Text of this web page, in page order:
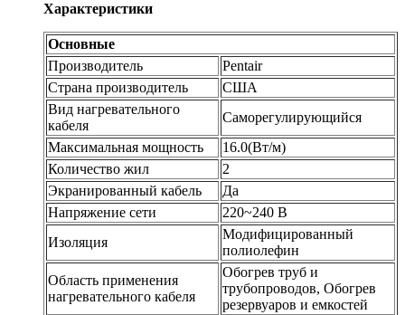
Характеристики
Основные
Производитель
Pentair
Страна производитель
США
Вид нагревательного
кабеля
Саморегулирующийся
Максимальная мощность
16.0(Вт/м)
Количество жил
2
Экранированный кабель
Да
Напряжение сети
220~240 В
Изоляция
Модифицированный
полиолефин
Область применения
нагревательного кабеля
Обогрев труб и
трубопроводов, Обогрев
резервуаров и емкостей